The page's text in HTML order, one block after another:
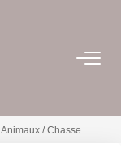
Animaux / Chasse